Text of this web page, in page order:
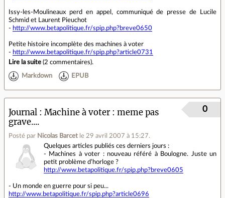
Issy-les-Moulineaux perd en appel, communiqué de presse de Lucile
Schmid et Laurent Pieuchot
- http://www.betapolitique.fr/spip.php?breve0650
Petite histoire incomplète des machines à voter
- http://www.betapolitique.fr/spip.php?article0731
Lire la suite (2 commentaires).
Markdown EPUB
Journal
Machine à voter : meme pas
grave....
Posté par Nicolas Barcet le 29 avril 2007 à 15:27.
0
Quelques articles publiés ces derniers jours :
- Machines à voter : nouveau référé à Boulogne. Juste un
petit problème d’horloge ?
http://www.betapolitique.fr/spip.php?breve0605
- Un monde en guerre pour si peu...
http://www.betapolitique.fr/spip.php?article0696